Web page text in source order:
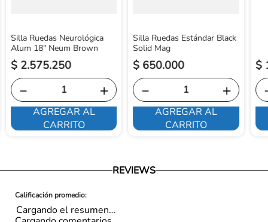
Silla Ruedas Neurológica
Alum 18" Neum Brown
$ 2.575.250
＋
－
AGREGAR AL
CARRITO
Silla Ruedas Estándar Black
Solid Mag
$ 650.000
＋
－
AGREGAR AL
CARRITO
$
REVIEWS
Cargando el resumen…